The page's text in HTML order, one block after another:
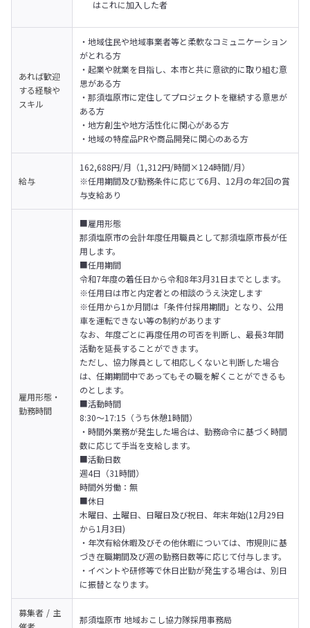
はこれに加入した者
あれば歓迎
する経験や
スキル
・地域住民や地域事業者等と柔軟なコミュニケーション
がとれる方
・起業や就業を目指し、本市と共に意欲的に取り組む意
思がある方
・那須塩原市に定住してプロジェクトを継続する意思が
ある方
・地方創生や地方活性化に関心がある方
・地域の特産品PRや商品開発に関心のある方
給与
162,688円/月（1,312円/時間×124時間/月）
※任用期間及び勤務条件に応じて6月、12月の年2回の賞
与支給あり
雇用形態・
勤務時間
■雇用形態
那須塩原市の会計年度任用職員として那須塩原市長が任
用します。
■任用期間
令和7年度の着任日から令和8年3月31日までとします。
※任用日は市と内定者との相談のうえ決定します
※任用から1か月間は「条件付採用期間」となり、公用
車を運転できない等の制約があります
なお、年度ごとに再度任用の可否を判断し、最長3年間
活動を延長することができます。
ただし、協力隊員として相応しくないと判断した場合
は、任期期間中であってもその職を解くことができるも
のとします。
■活動時間
8:30～17:15（うち休憩1時間）
・時間外業務が発生した場合は、勤務命令に基づく時間
数に応じて手当を支給します。
■活動日数
週4日（31時間）
時間外労働：無
■休日
木曜日、土曜日、日曜日及び祝日、年末年始(12月29日
から1月3日)
・年次有給休暇及びその他休暇については、市規則に基
づき在職期間及び週の勤務日数等に応じて付与します。
・イベントや研修等で休日出勤が発生する場合は、別日
に振替となります。
募集者 / 主
那須塩原市 地域おこし協力隊採用事務局